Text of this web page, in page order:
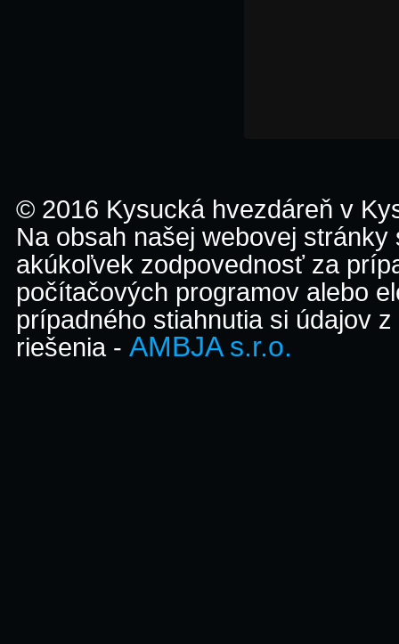
© 2016 Kysucká hvezdáreň v
Na obsah našej webovej
akúkoľvek zodpovednosť za
počítačových programov alebo
prípadného stiahnutia si údajov
riešenia - AMBJA s.r.o.